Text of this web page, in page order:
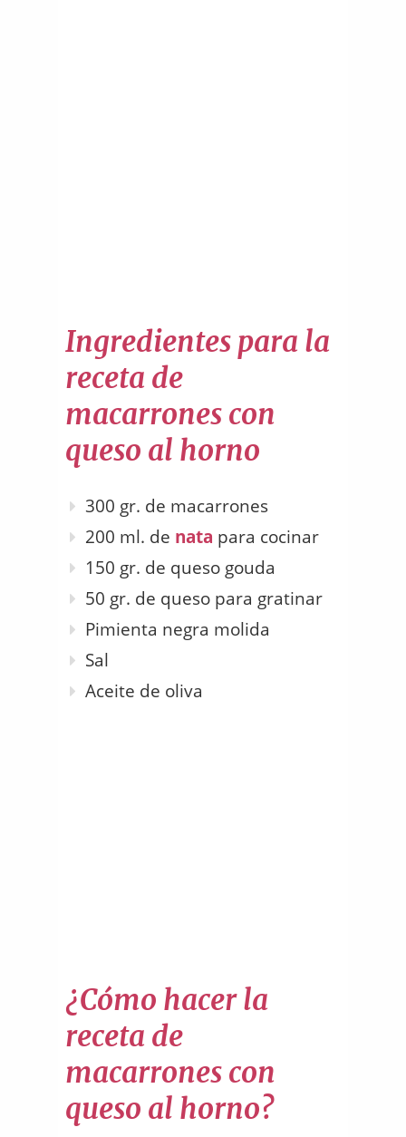
Ingredientes para la
receta de
macarrones con
queso al horno
300 gr. de macarrones
200 ml. de nata para cocinar
150 gr. de queso gouda
50 gr. de queso para gratinar
Pimienta negra molida
Sal
Aceite de oliva
¿Cómo hacer la
receta de
macarrones con
queso al horno?